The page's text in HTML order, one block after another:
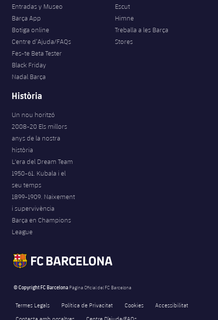
Entradas y Museo
Barça App
Botiga online
Centre d’Ajuda/FAQs
Fes-te Beta Tester
Black Friday
Nadal Barça
Escut
Himne
Treballa a les Barça
Stores
Història
Un nou horitzó
2008-20 Els millors
anys de la nostra
història
L'era del Dream Team
1950-61. Kubala i el
seu temps
1899-1909. Naixement
i supervivència
Barça en Champions
League
© Copyright FC Barcelona Pàgina Oficial del FC Barcelona
Termes Legals Política de Privacitat Cookies
Accessibilitat